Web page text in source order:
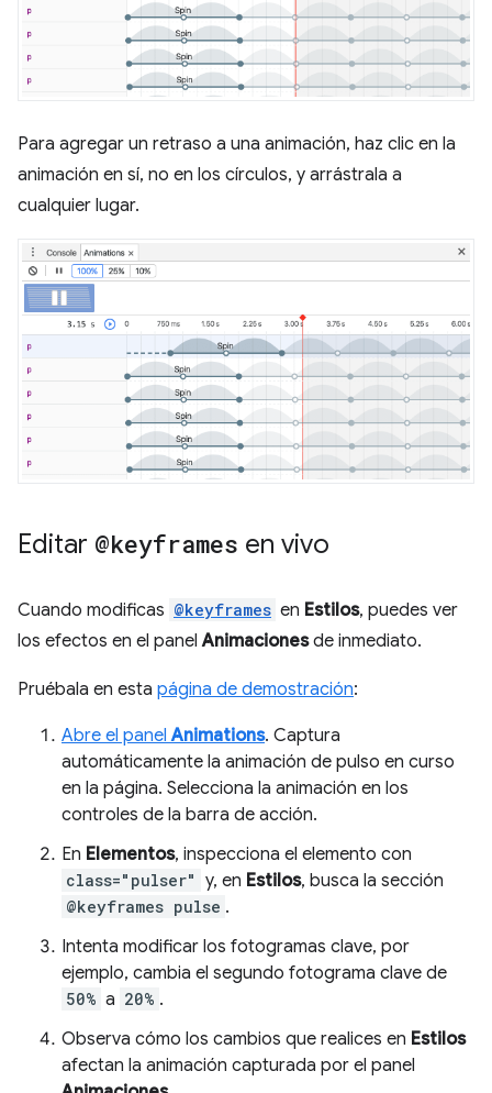
Para agregar un retraso a una animación, haz clic en la
animación en sí, no en los círculos, y arrástrala a
cualquier lugar.
Editar @keyframes en vivo
Cuando modificas @keyframes en Estilos, puedes ver
los efectos en el panelAnimacionesde inmediato.
Pruébala en esta página de demostración:
Abre el panelAnimations. Captura
automáticamente la animación de pulso en curso
en la página. Selecciona la animación en los
controles de la barra de acción.
En Elementos, inspecciona el elemento con
class="pulser" y, en Estilos, busca la sección
@keyframes pulse .
Intenta modificar los fotogramas clave, por
ejemplo, cambia el segundo fotograma clave de
50% a 20% .
Observa cómo los cambios que realices en Estilos
afectan la animación capturada por el panel